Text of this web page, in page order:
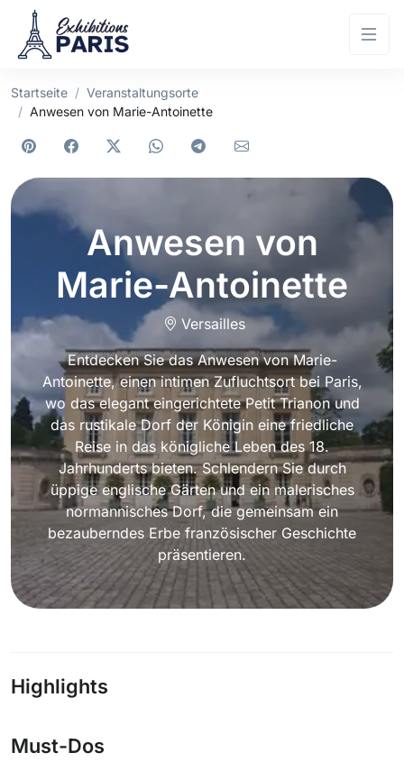
Startseite
Veranstaltungsorte
Anwesen von Marie-Antoinette
Anwesen von
Marie-Antoinette
Versailles
Entdecken Sie das Anwesen von Marie-
Antoinette, einen intimen Zufluchtsort bei Paris,
wo das elegant eingerichtete Petit Trianon und
das rustikale Dorf der Königin eine friedliche
Reise in das königliche Leben des 18.
Jahrhunderts bieten. Schlendern Sie durch
üppige englische Gärten und ein malerisches
normannisches Dorf, die gemeinsam ein
bezauberndes Erbe französischer Geschichte
präsentieren.
Highlights
Must-Dos